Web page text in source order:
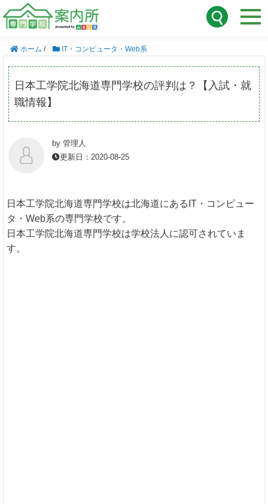
ホーム / IT・コンピュータ・Web系
日本工学院北海道専門学校の評判は？【入試・就
職情報】
by 管理人
更新日：2020-08-25
日本工学院北海道専門学校は北海道にあるIT・コンピュー
タ・Web系の専門学校です。
日本工学院北海道専門学校は学校法人に認可されていま
す。